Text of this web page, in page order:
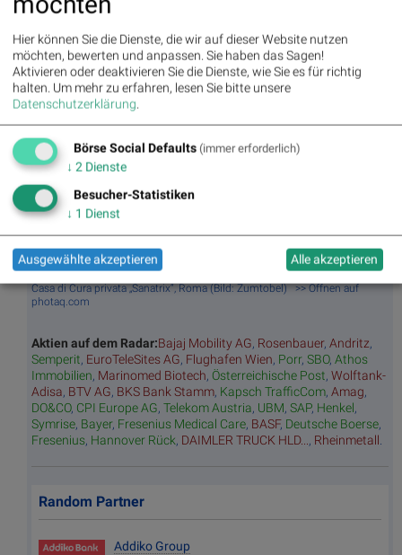
en
ssieg
er/
verlierer
Tage
Top/Flop
tz
BS-
Hitpa
rade
Bildnachweis
1. BSN Group Licht und Beleuchtung Performancevergleich YTD, Stand:
21.12.2024
2. Lichtlösung: Anbauleuchte Light Fields, Lichtdecke Cielos, Lichtlinie
Slotlight, Sicherheitsleuchte Onlite Resclite, Lichtsteuerung Luxmate Basic,
Casa di Cura privata „Sanatrix“, Roma (Bild: Zumtobel) >> Öffnen auf
photaq.com
Aktien auf dem Radar:Bajaj Mobility AG, Rosenbauer, Andritz,
Semperit, EuroTeleSites AG, Flughafen Wien, Porr, SBO, Athos
Immobilien, Marinomed Biotech, Österreichische Post, Wolftank-
Adisa, BTV AG, BKS Bank Stamm, Kapsch TrafficCom, Amag,
DO&CO, CPI Europe AG, Telekom Austria, UBM, SAP, Henkel,
Symrise, Bayer, Fresenius Medical Care, BASF, Deutsche Boerse,
Fresenius, Hannover Rück, DAIMLER TRUCK HLD... , Rheinmetall
Random Partner
Addiko Group
Hier können Sie die Dienste, die wir auf dieser Website nutzen
möchten, bewerten und anpassen. Sie haben das Sagen!
Aktivieren oder deaktivieren Sie die Dienste, wie Sie es für richtig
halten. Um mehr zu erfahren, lesen Sie bitte unsere
Datenschutzerklärung.
Börse Social Defaults (immer erforderlich)
↓ 2 Dienste
Besucher-Statistiken
↓ 1 Dienst
Ausgewählte akzeptieren Alle akzeptieren